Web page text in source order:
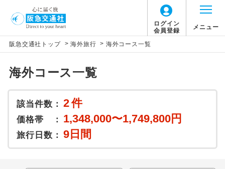
ログイン
会員登録
メニュー
阪急交通社トップ > 海外旅行 > 海外コース一覧
海外コース一覧
該当件数： 2件
価格帯 ： 1,348,000〜1,749,800円
旅行日数： 9日間